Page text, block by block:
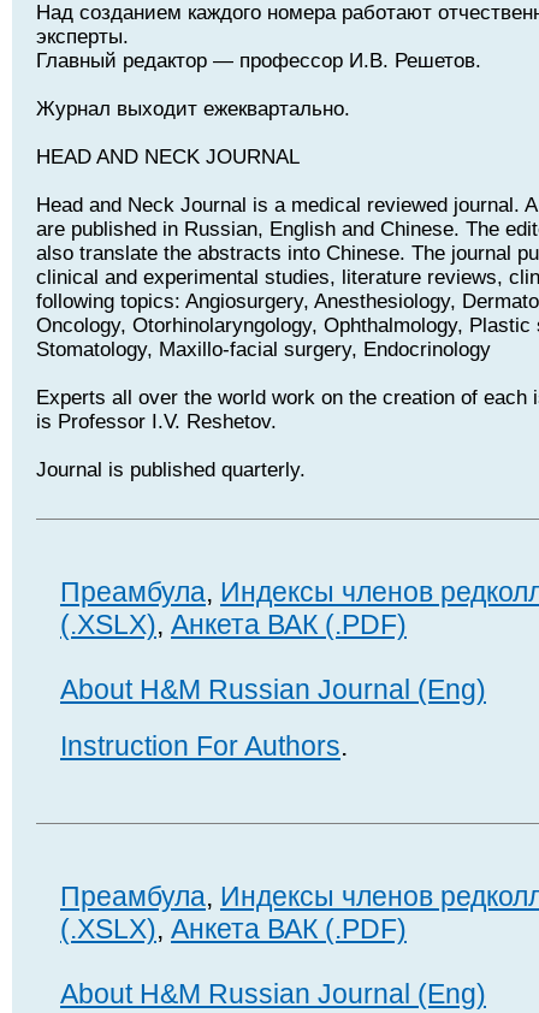
Над созданием каждого номера работают
эксперты.
Главный редактор — профессор И.В. Решетов.
Журнал выходит ежеквартально.
HEAD AND NECK JOURNAL
Head and Neck Journal is a medical reviewed journal.
are published in Russian, English and Chinese. The
also translate the abstracts into Chinese. The journal
clinical and experimental studies, literature reviews,
following topics: Angiosurgery, Anesthesiology,
Oncology, Otorhinolaryngology, Ophthalmology, Plastic
Stomatology, Maxillo-facial surgery, Endocrinology
Experts all over the world work on the creation of each
is Professor I.V. Reshetov.
Journal is published quarterly.
Преамбула, Индексы членов
(.XSLX), Анкета ВАК (.PDF)
About H&M Russian Journal (Eng)
Instruction For Authors.
Преамбула, Индексы членов
(.XSLX), Анкета ВАК (.PDF)
About H&M Russian Journal (Eng)